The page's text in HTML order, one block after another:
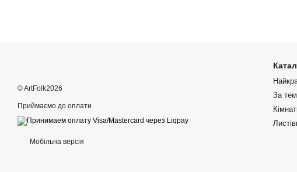
© ArtFolk2026
Приймаємо до оплати
Мобільна версія
За